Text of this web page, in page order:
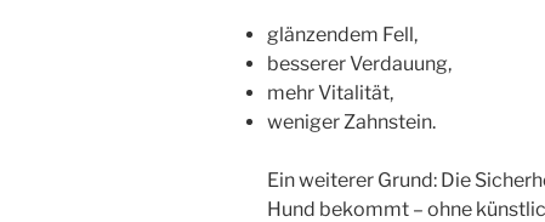
glänzendem Fell,
besserer Verdauung,
mehr Vitalität,
weniger Zahnstein.
Ein weiterer Grund: Die
Hund bekommt – ohne